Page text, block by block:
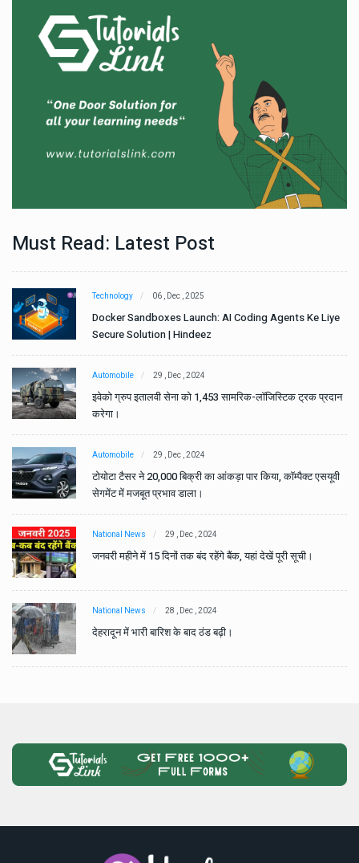
Must Read: Latest Post
Technology 06 , Dec , 2025
Docker Sandboxes Launch: AI Coding Agents Ke Liye
Secure Solution | Hindeez
Automobile 29 , Dec , 2024
इवेको ग्रुप इतालवी सेना को 1,453 सामरिक-लॉजिस्टिक ट्रक प्रदान
करेगा।
Automobile 29 , Dec , 2024
टोयोटा टैसर ने 20,000 बिक्री का आंकड़ा पार किया, कॉम्पैक्ट एसयूवी
सेगमेंट में मजबूत प्रभाव डाला।
National News 29 , Dec , 2024
जनवरी महीने में 15 दिनों तक बंद रहेंगे बैंक, यहां देखें पूरी सूची।
National News 28 , Dec , 2024
देहरादून में भारी बारिश के बाद ठंड बढ़ी।